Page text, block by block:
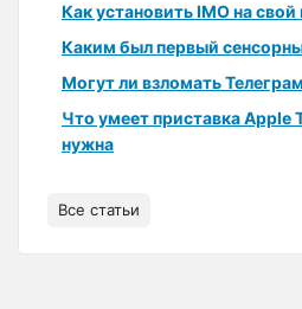
Как установить IMO на
Каким был первый
Могут ли взломать Телеграм
Что умеет приставка Apple
нужна
Все статьи